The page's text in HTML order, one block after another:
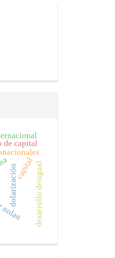
de capital
dolarizacióncapitaldesarrollo desigual